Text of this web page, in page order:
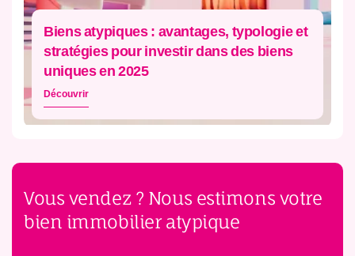
Biens atypiques : avantages, typologie et
stratégies pour investir dans des biens
uniques en 2025
Découvrir
Vous vendez ? Nous estimons votre
bien immobilier atypique